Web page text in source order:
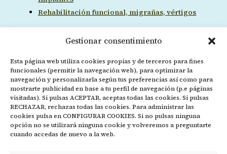
Gestionar consentimiento
Esta página web utiliza cookies propias y de terceros para fines
funcionales (permitir la navegación web), para optimizar la
navegación y personalizarla según tus preferencias así como para
mostrarte publicidad en base a tu perfil de navegación (p.e páginas
visitadas). Si pulsas ACEPTAR, aceptas todas las cookies. Si pulsas
RECHAZAR, rechazas todas las cookies. Para administrar las
cookies pulsa en CONFIGURAR COOKIES. Si no pulsas ninguna
opción no se utilizará ninguna cookie y volveremos a preguntarte
cuando accedas de nuevo a la web.
Rehabilitación funcional, migrañas, vértigos